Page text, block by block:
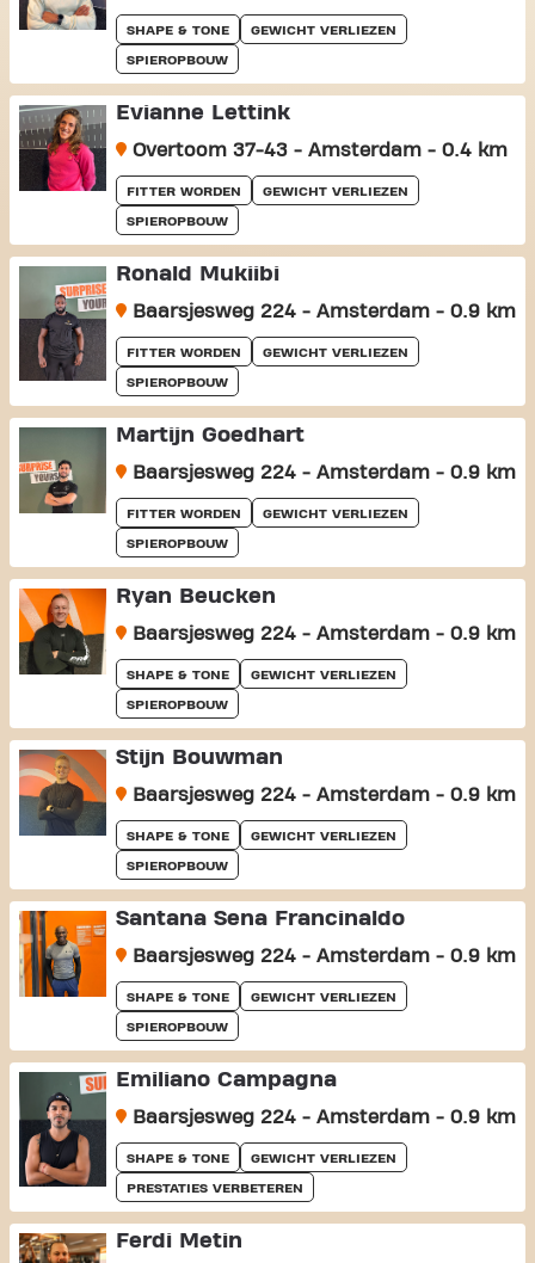
SHAPE & TONE GEWICHT VERLIEZEN
SPIEROPBOUW
Evianne Lettink
Overtoom 37-43 - Amsterdam - 0.4 km
FITTER WORDEN GEWICHT VERLIEZEN
SPIEROPBOUW
Ronald Mukiibi
Baarsjesweg 224 - Amsterdam - 0.9 km
FITTER WORDEN GEWICHT VERLIEZEN
SPIEROPBOUW
Martijn Goedhart
Baarsjesweg 224 - Amsterdam - 0.9 km
FITTER WORDEN GEWICHT VERLIEZEN
SPIEROPBOUW
Ryan Beucken
Baarsjesweg 224 - Amsterdam - 0.9 km
SHAPE & TONE GEWICHT VERLIEZEN
SPIEROPBOUW
Stijn Bouwman
Baarsjesweg 224 - Amsterdam - 0.9 km
SHAPE & TONE GEWICHT VERLIEZEN
SPIEROPBOUW
Santana Sena Francinaldo
Baarsjesweg 224 - Amsterdam - 0.9 km
SHAPE & TONE GEWICHT VERLIEZEN
SPIEROPBOUW
Emiliano Campagna
Baarsjesweg 224 - Amsterdam - 0.9 km
SHAPE & TONE GEWICHT VERLIEZEN
PRESTATIES VERBETEREN
Ferdi Metin